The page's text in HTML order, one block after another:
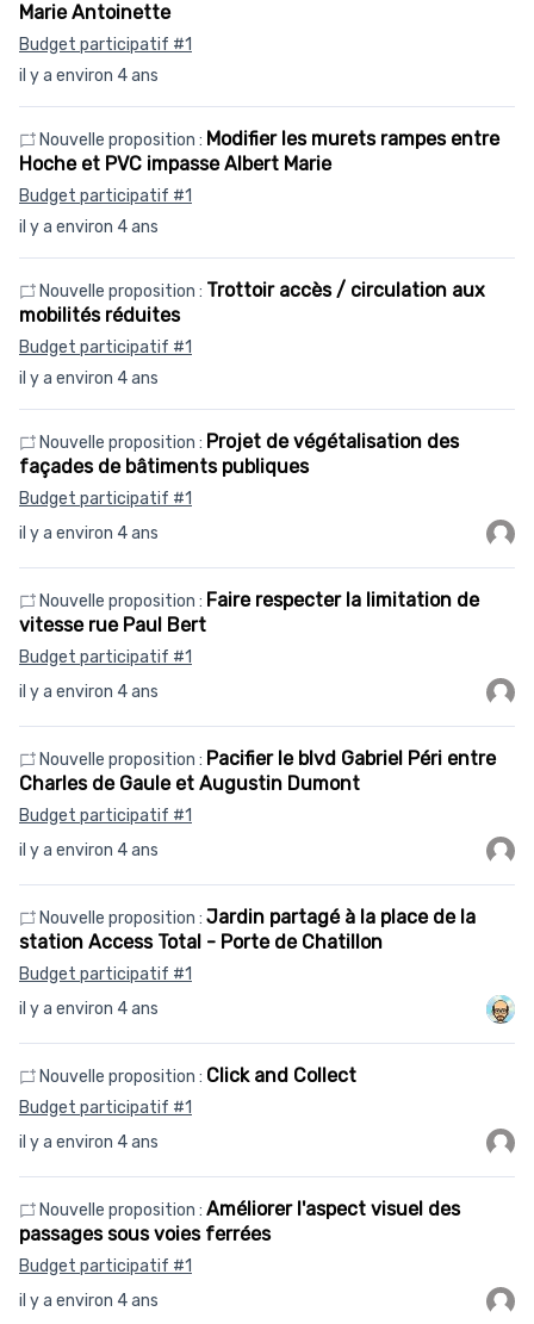
il y a environ 4 ans
Marie Antoinette
Budget participatif #1
il y a environ 4 ans
Nouvelle proposition : Modifier les murets rampes entre
Hoche et PVC impasse Albert Marie
Budget participatif #1
il y a environ 4 ans
Nouvelle proposition : Trottoir accès / circulation aux
mobilités réduites
Budget participatif #1
il y a environ 4 ans
Nouvelle proposition : Projet de végétalisation des
façades de bâtiments publiques
Budget participatif #1
il y a environ 4 ans
Nouvelle proposition : Faire respecter la limitation de
vitesse rue Paul Bert
Budget participatif #1
il y a environ 4 ans
Nouvelle proposition : Pacifier le blvd Gabriel Péri entre
Charles de Gaule et Augustin Dumont
Budget participatif #1
il y a environ 4 ans
Nouvelle proposition : Jardin partagé à la place de la
station Access Total - Porte de Chatillon
Budget participatif #1
il y a environ 4 ans
Nouvelle proposition : Click and Collect
Budget participatif #1
il y a environ 4 ans
Nouvelle proposition : Améliorer l'aspect visuel des
passages sous voies ferrées
Budget participatif #1